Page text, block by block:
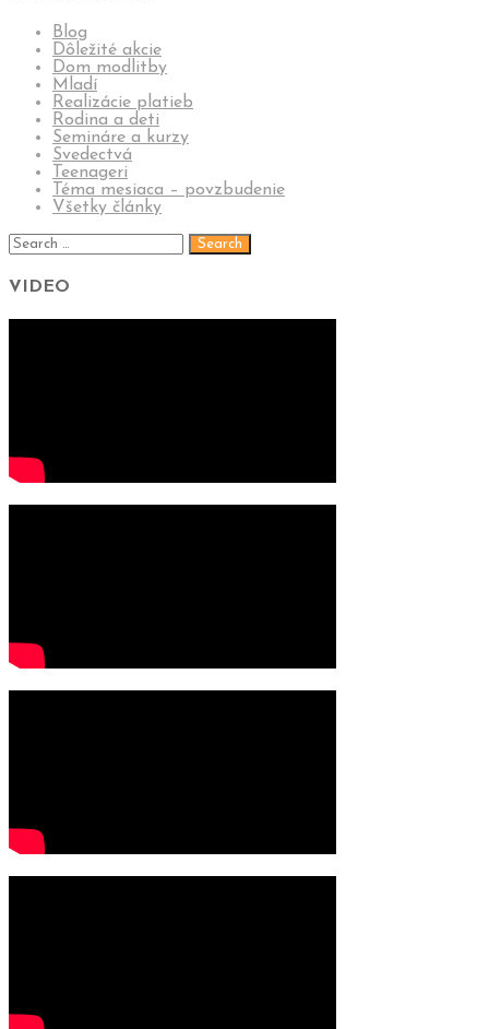
Blog
Dôležité akcie
Dom modlitby
Mladí
Realizácie platieb
Rodina a deti
Semináre a kurzy
Svedectvá
Teenageri
Téma mesiaca – povzbudenie
Všetky články
VIDEO